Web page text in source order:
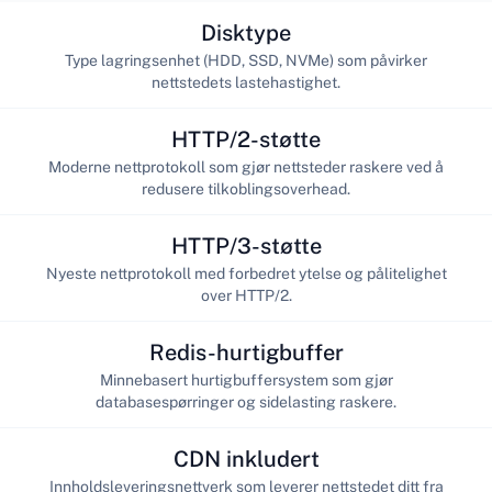
Disktype
Type lagringsenhet (HDD, SSD, NVMe) som påvirker
nettstedets lastehastighet.
HTTP/2-støtte
Moderne nettprotokoll som gjør nettsteder raskere ved å
redusere tilkoblingsoverhead.
HTTP/3-støtte
Nyeste nettprotokoll med forbedret ytelse og pålitelighet
over HTTP/2.
Redis-hurtigbuffer
Minnebasert hurtigbuffersystem som gjør
databasespørringer og sidelasting raskere.
CDN inkludert
Innholdsleveringsnettverk som leverer nettstedet ditt fra